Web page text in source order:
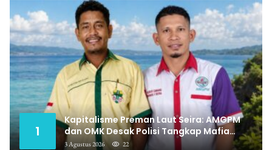
1
Kapitalisme Preman Laut Seira: AMGPM
dan OMK Desak Polisi Tangkap Mafia
Pungli
3 Agustus 2026 22